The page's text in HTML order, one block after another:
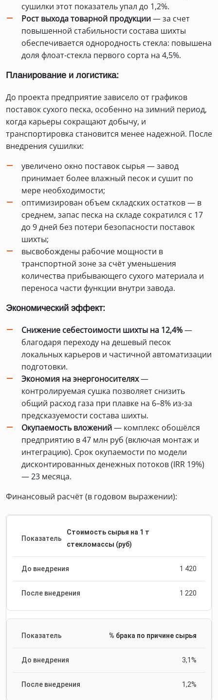
сушилки этот показатель упал до 1,2%.
Рост выхода товарной продукции— за счет
повышенной стабильности состава шихты
обеспечивается однородность стекла: повышена
доля флоат-стекла первого сорта на 4,5%.
Планирование и логистика:
До проекта предприятие зависело от графиков
поставок сухого песка, особенно на зимний период,
когда карьеры сокращают добычу, и
транспортировка становится менее надежной. После
внедрения сушилки:
увеличено окно поставок сырья — завод
принимает более влажный песок и сушит по
мере необходимости;
оптимизирован объем складских остатков — в
среднем, запас песка на складе сократился с 17
до 9 дней без потери безопасности поставок
шихты;
высвобождены рабочие мощности в
транспортной зоне за счёт уменьшения
количества прибывающего сухого материала и
переноса части функции внутри завода.
Экономический эффект:
Снижение себестоимости шихты на 12,4%—
благодаря переходу на дешевый песок
локальных карьеров и частичной автоматизации
подготовки.
Экономия на энергоносителях—
контролируемая сушка позволяет снизить
общий расход газа при плавке на 6–8% из-за
предсказуемости состава шихты.
Окупаемость вложений— комплекс обошёлся
предприятию в 47 млн руб (включая монтаж и
интеграцию). Срок окупаемости по модели
дисконтированных денежных потоков (IRR 19%)
— 23 месяца.
Финансовый расчёт (в годовом выражении):
Стоимость сырья на 1 т
стекломассы (руб)
1 420
1 220
% брака по причине сырья
3,1%
1,2%